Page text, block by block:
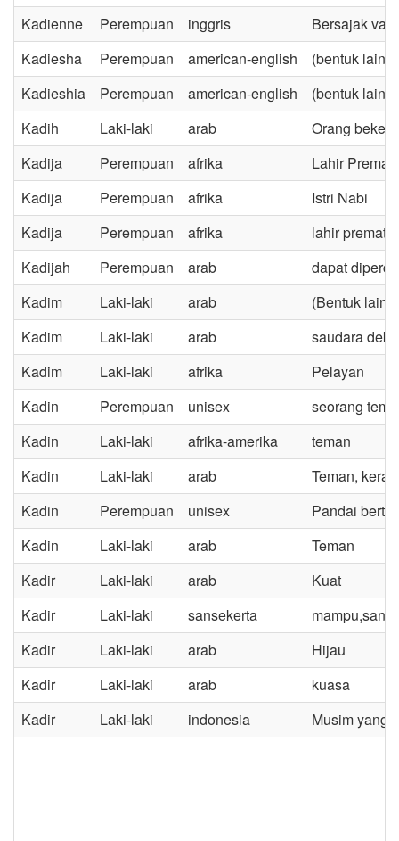
Kadienne
Perempuan inggris
Bersajak
Kadiesha
Perempuan american-english
(bentuk lain
Kadieshia
Perempuan american-english
(bentuk lain
Kadih
Laki-laki arab
Orang
Kadija
Perempuan afrika
Lahir
Kadija
Perempuan afrika
Istri Nabi
Kadija
Perempuan afrika
lahir
Kadijah
Perempuan arab
dapat
Kadim
Laki-laki arab
(Bentuk lain
Kadim
Laki-laki arab
saudara
Kadim
Laki-laki afrika
Pelayan
Kadin
Perempuan unisex
seorang
Kadin
Laki-laki afrika-amerika
teman
Kadin
Laki-laki arab
Teman,
Kadin
Perempuan unisex
Pandai
Kadin
Laki-laki arab
Teman
Kadir
Laki-laki arab
Kuat
Kadir
Laki-laki sansekerta
Kadir
Laki-laki arab
Hijau
Kadir
Laki-laki arab
kuasa
Kadir
Laki-laki indonesia Musim yang